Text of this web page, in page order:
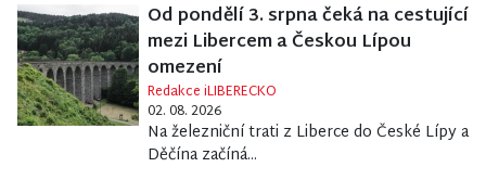
Od pondělí 3. srpna čeká na cestující
mezi Libercem a Českou Lípou
omezení
Redakce iLIBERECKO
02. 08. 2026
Na železniční trati z Liberce do České Lípy a
Děčína začíná...